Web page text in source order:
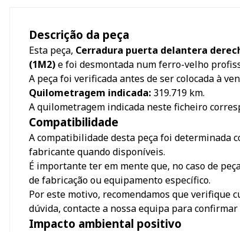
Descrição da peça
Esta peça, Cerradura puerta delantera
(1M2)e foi desmontada num ferro-velho
A peça foi verificada antes de ser colocada à
Quilometragem indicada: 319.719 km.
A quilometragem indicada neste ficheiro
Compatibilidade
A compatibilidade desta peça foi determinada
fabricante quando disponíveis.
É importante ter em mente que, no caso de
de fabricação ou equipamento específico.
Por este motivo, recomendamos que verifique
dúvida, contacte a nossa equipa para
Impacto ambiental positivo